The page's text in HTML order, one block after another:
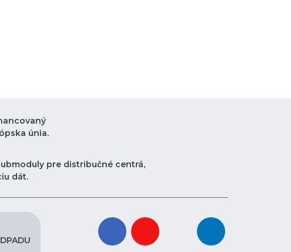
únia.
pre distribučné centrá,
dát.
facebookyoutube instagramlinkedin